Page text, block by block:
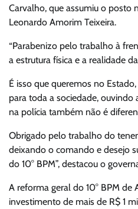
Carvalho, que assumiu o posto
Leonardo Amorim Teixeira.
“Parabenizo pelo trabalho à
a estrutura física e a realidade
É isso que queremos no
para toda a sociedade,
na polícia também não é
Obrigado pelo trabalho do
deixando o comando e desejo
do 10° BPM”, destacou o
A reforma geral do 10° BPM de
investimento de mais de R$ 1